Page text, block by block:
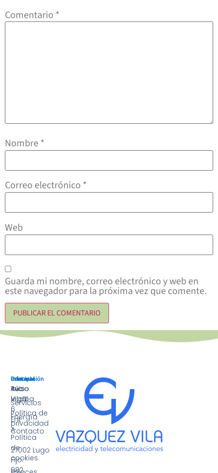
Comentario *
Nombre *
Correo electrónico *
Web
Guarda mi nombre, correo electrónico y web en
este navegador para la próxima vez que comente.
Principal
Inicio
Servicios
Energía
Contacto
Información
Aviso
legal
Política de
privacidad
Política
de
cookies
Contacto
Rúa
Vilalba
6
Ent
A
·
27002 Lugo
Fijo:
982